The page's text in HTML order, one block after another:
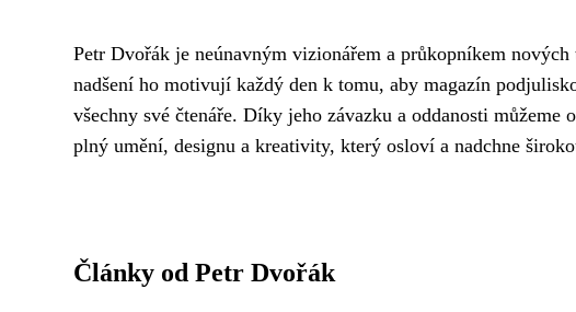
Petr Dvořák je neúnavným vizionářem a průkopníkem
nadšení ho motivují každý den k tomu, aby magazín
všechny své čtenáře. Díky jeho závazku a oddanosti můžeme
plný umění, designu a kreativity, který osloví a nadchne
Články od Petr Dvořák